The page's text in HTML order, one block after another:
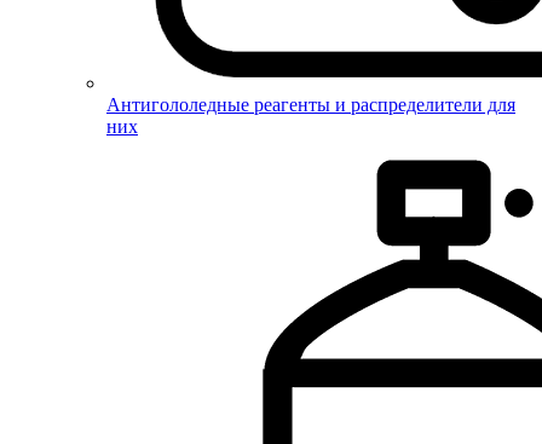
Антигололедные реагенты и распределители для
них